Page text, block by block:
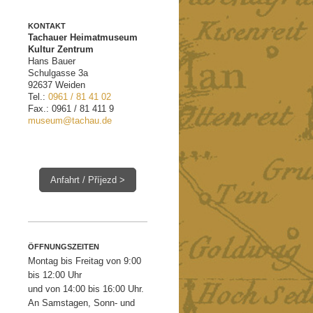
KONTAKT
Tachauer Heimatmuseum
Kultur Zentrum
Hans Bauer
Schulgasse 3a
92637 Weiden
Tel.:0961 / 81 41 02
Fax.: 0961 / 81 411 9
museum@tachau.de
Anfahrt / Příjezd >
ÖFFNUNGSZEITEN
Montag bis Freitag von 9:00
bis 12:00 Uhr
und von 14:00 bis 16:00 Uhr.
An Samstagen, Sonn- und